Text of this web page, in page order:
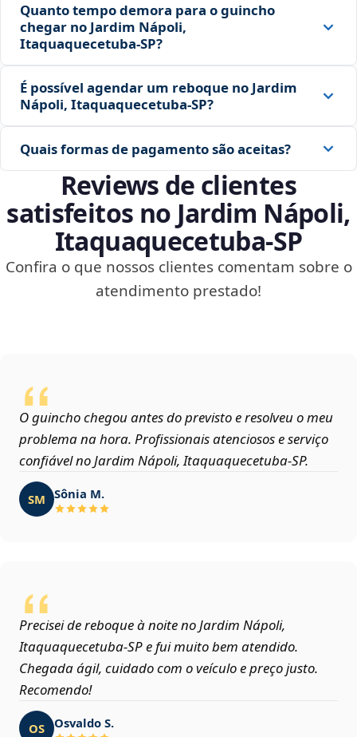
Quanto tempo demora para o guincho
chegar no Jardim Nápoli,
Itaquaquecetuba‑SP?
É possível agendar um reboque no Jardim
Nápoli, Itaquaquecetuba‑SP?
Quais formas de pagamento são aceitas?
Reviews de clientes
satisfeitos no Jardim Nápoli,
Itaquaquecetuba‑SP
Confira o que nossos clientes comentam sobre o
atendimento prestado!
O guincho chegou antes do previsto e resolveu o meu
problema na hora. Profissionais atenciosos e serviço
confiável no Jardim Nápoli, Itaquaquecetuba‑SP.
SM Sônia M.
Precisei de reboque à noite no Jardim Nápoli,
Itaquaquecetuba‑SP e fui muito bem atendido.
Chegada ágil, cuidado com o veículo e preço justo.
Recomendo!
OS Osvaldo S.